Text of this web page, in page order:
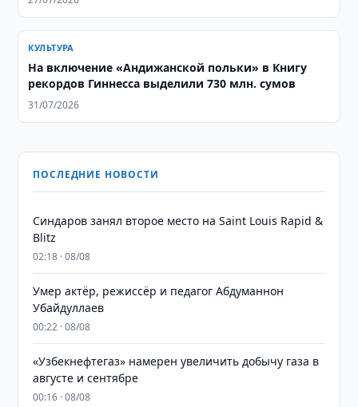
КУЛЬТУРА
На включение «Андижанской польки» в Книгу
рекордов Гиннесса выделили 730 млн. сумов
31/07/2026
ПОСЛЕДНИЕ НОВОСТИ
Синдаров занял второе место на Saint Louis Rapid &
Blitz
02:18 · 08/08
Умер актёр, режиссёр и педагог Абдуманнон
Убайдуллаев
00:22 · 08/08
«Узбекнефтегаз» намерен увеличить добычу газа в
августе и сентябре
00:16 · 08/08